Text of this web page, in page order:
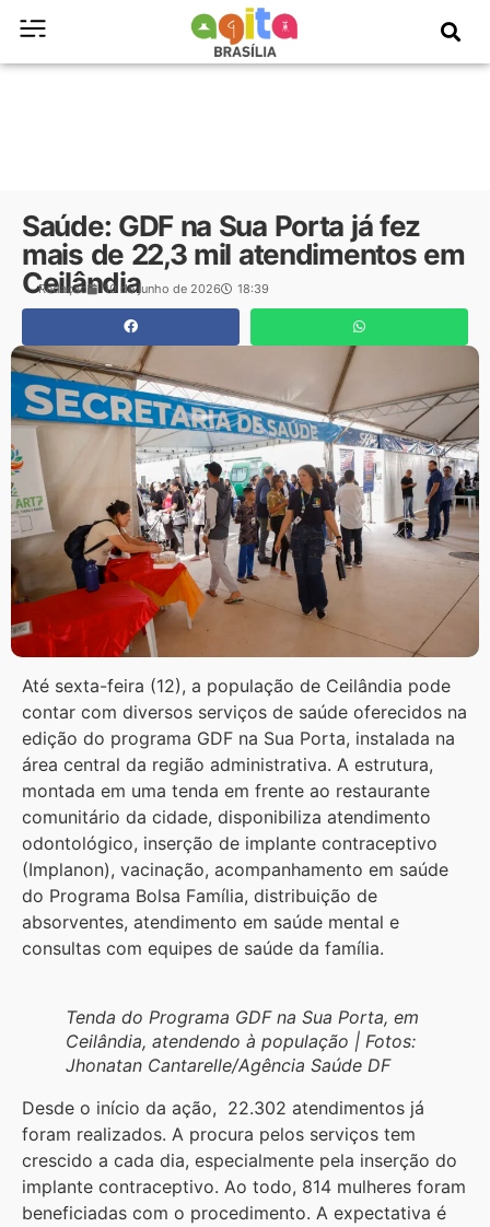
Saúde: GDF na Sua Porta já fez
mais de 22,3 mil atendimentos em
Ceilândia
Redação 10 de junho de 2026 18:39
Até sexta-feira (12), a população de Ceilândia pode
contar com diversos serviços de saúde oferecidos na
edição do programa GDF na Sua Porta, instalada na
área central da região administrativa. A estrutura,
montada em uma tenda em frente ao restaurante
comunitário da cidade, disponibiliza atendimento
odontológico, inserção de implante contraceptivo
(Implanon), vacinação, acompanhamento em saúde
do Programa Bolsa Família, distribuição de
absorventes, atendimento em saúde mental e
consultas com equipes de saúde da família.
Tenda do Programa GDF na Sua Porta, em
Ceilândia, atendendo à população | Fotos:
Jhonatan Cantarelle/Agência Saúde DF
Desde o início da ação, 22.302 atendimentos já
foram realizados. A procura pelos serviços tem
crescido a cada dia, especialmente pela inserção do
implante contraceptivo. Ao todo, 814 mulheres foram
beneficiadas com o procedimento. A expectativa é